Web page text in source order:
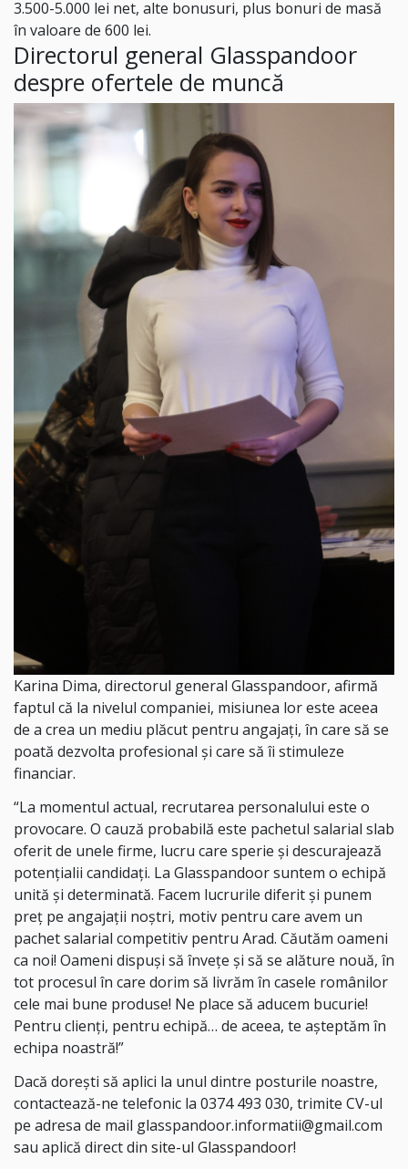
3.500-5.000 lei net, alte bonusuri, plus bonuri de masă
în valoare de 600 lei.
Directorul general Glasspandoor
despre ofertele de muncă
Karina Dima, directorul general Glasspandoor, afirmă
faptul că la nivelul companiei, misiunea lor este aceea
de a crea un mediu plăcut pentru angajați, în care să se
poată dezvolta profesional și care să îi stimuleze
financiar.
“La momentul actual, recrutarea personalului este o
provocare. O cauză probabilă este pachetul salarial slab
oferit de unele firme, lucru care sperie și descurajează
potențialii candidați. La Glasspandoor suntem o echipă
unită și determinată. Facem lucrurile diferit și punem
preț pe angajații noștri, motiv pentru care avem un
pachet salarial competitiv pentru Arad. Căutăm oameni
ca noi! Oameni dispuși să învețe și să se alăture nouă, în
tot procesul în care dorim să livrăm în casele românilor
cele mai bune produse! Ne place să aducem bucurie!
Pentru clienți, pentru echipă… de aceea, te așteptăm în
echipa noastră!”
Dacă dorești să aplici la unul dintre posturile noastre,
contactează-ne telefonic la 0374 493 030, trimite CV-ul
pe adresa de mail glasspandoor.informatii@gmail.com
sau aplică direct din site-ul Glasspandoor!